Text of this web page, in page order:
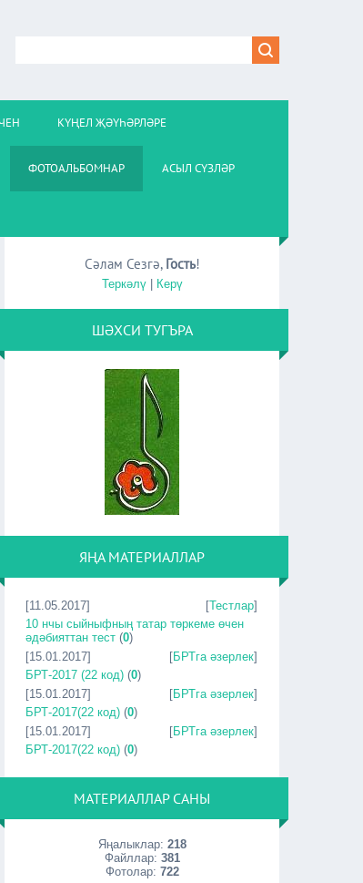
КҮҢЕЛ ҖӘҮҺӘРЛӘРЕ
ФОТОАЛЬБОМНАР АСЫЛ СҮЗЛӘР
Сәлам Сезгә, Гость!
Теркәлү| Керү
ШӘХСИ ТУГЪРА
ЯҢА МАТЕРИАЛЛАР
[11.05.2017] [Тестлар]
10 нчы сыйныфның татар төркеме өчен
әдәбияттан тест (0)
[15.01.2017]
[БРТга әзерлек]
БРТ-2017 (22 код) (0)
[15.01.2017]
[БРТга әзерлек]
БРТ-2017(22 код) (0)
[15.01.2017]
[БРТга әзерлек]
БРТ-2017(22 код) (0)
МАТЕРИАЛЛАР САНЫ
Яңалыклар: 218
Файллар: 381
Фотолар: 722